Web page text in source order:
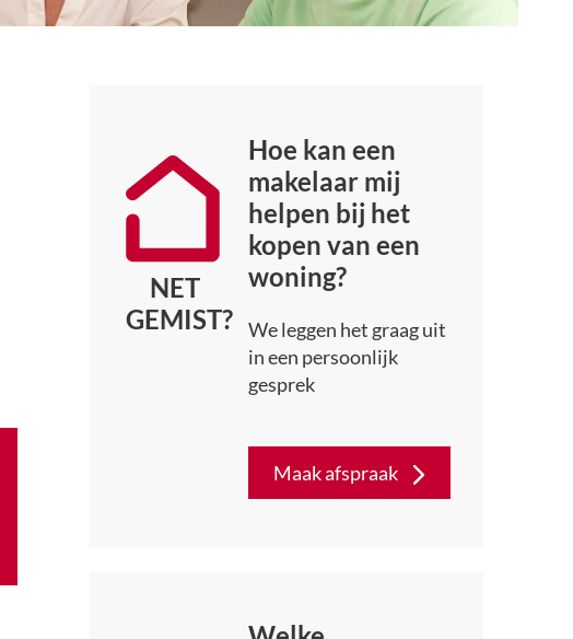
NET
GEMIST?
Hoe kan een
makelaar mij
helpen bij het
kopen van een
woning?
We leggen het graag uit
in een persoonlijk
gesprek
Maak afspraak